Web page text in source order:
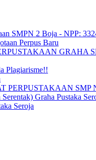
SMPN 2 Boja - NPP:
Perpus Baru
GRAHA
Plagiarisme!!
PERPUSTAKAAN SMP
Graha Pustaka
Seroja